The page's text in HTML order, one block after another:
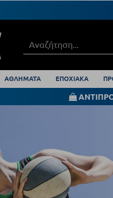
ΑΘΛΗΜΑΤΑ ΕΠΟΧΙΑΚΑ